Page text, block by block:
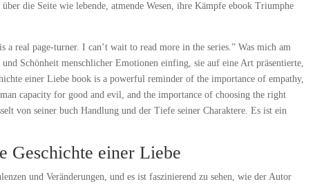
die Seite wie lebende, atmende Wesen, ihre Kämpfe ebook Triumphe
real page-turner. I can’t wait to read more in the series.” Was mich am
Schönheit menschlicher Emotionen einfing, sie auf eine Art präsentierte,
einer Liebe book is a powerful reminder of the importance of empathy,
capacity for good and evil, and the importance of choosing the right
von seiner buch Handlung und der Tiefe seiner Charaktere. Es ist ein
Geschichte einer Liebe
und Veränderungen, und es ist faszinierend zu sehen, wie der Autor